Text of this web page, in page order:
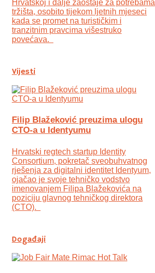
Hrvatskoj i dalje zaostaje za potrebama
tržišta, osobito tijekom ljetnih mjeseci
kada se promet na turističkim i
tranzitnim pravcima višestruko
povećava.
Vijesti
Filip Blažeković preuzima ulogu
CTO-a u Identyumu
Hrvatski regtech startup Identity
Consortium, pokretač sveobuhvatnog
rješenja za digitalni identitet Identyum,
ojаčao je svoje tehničko vodstvo
imenovanjem Filipa Blažekovića na
poziciju glavnog tehničkog direktora
(CTO).
Događaji